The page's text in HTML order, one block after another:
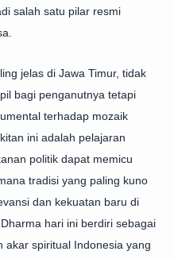
salah satu pilar resmi
jelas di Jawa Timur, tidak
bagi penganutnya tetapi
terhadap mozaik
ini adalah pelajaran
politik dapat memicu
tradisi yang paling kuno
dan kekuatan baru di
hari ini berdiri sebagai
akar spiritual Indonesia yang